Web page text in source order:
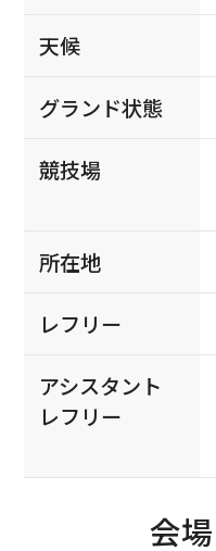
天候
グランド状態
競技場
所在地
レフリー
アシスタント
レフリー
会